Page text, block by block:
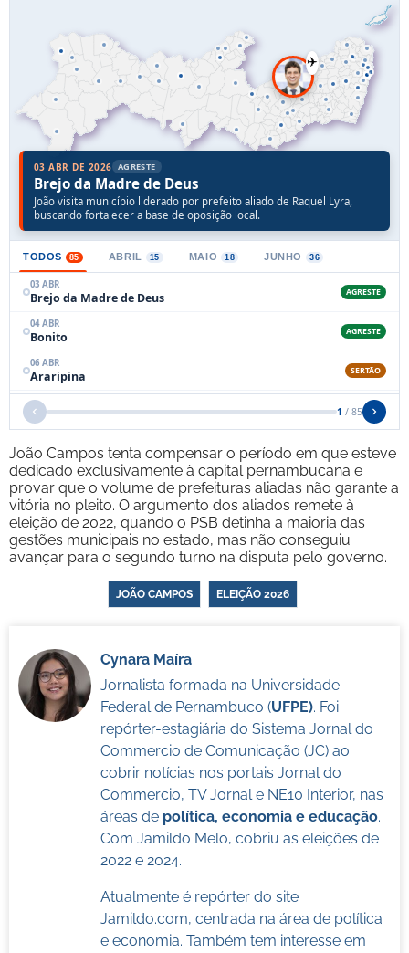
João Campos tenta compensar o período em que esteve
dedicado exclusivamente à capital pernambucana e
provar que o volume de prefeituras aliadas não garante a
vitória no pleito. O argumento dos aliados remete à
eleição de 2022, quando o PSB detinha a maioria das
gestões municipais no estado, mas não conseguiu
avançar para o segundo turno na disputa pelo governo.
JOÃO CAMPOS ELEIÇÃO 2026
Cynara Maíra
Jornalista formada na Universidade
Federal de Pernambuco (UFPE). Foi
repórter-estagiária do Sistema Jornal do
Commercio de Comunicação (JC) ao
cobrir notícias nos portais Jornal do
Commercio, TV Jornal e NE10 Interior, nas
áreas de política, economia e educação.
Com Jamildo Melo, cobriu as eleições de
2022 e 2024.
Atualmente é repórter do site
Jamildo.com, centrada na área de política
e economia. Também tem interesse em